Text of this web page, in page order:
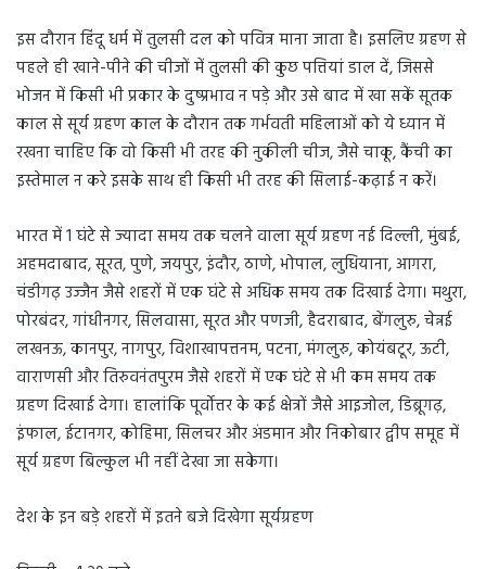
इस दौरान हिंदू धर्म में तुलसी दल को पवित्र माना जाता है। इसलिए ग्रहण से
पहले ही खाने-पीने की चीजों में तुलसी की कुछ पत्तियां डाल दें, जिससे
भोजन में किसी भी प्रकार के दुष्प्रभाव न पड़े और उसे बाद में खा सकें सूतक
काल से सूर्य ग्रहण काल के दौरान तक गर्भवती महिलाओं को ये ध्यान में
रखना चाहिए कि वो किसी भी तरह की नुकीली चीज, जैसे चाकू, कैंची का
इस्तेमाल न करे इसके साथ ही किसी भी तरह की सिलाई-कढ़ाई न करें।
भारत में 1 घंटे से ज्यादा समय तक चलने वाला सूर्य ग्रहण नई दिल्ली, मुंबई,
अहमदाबाद, सूरत, पुणे, जयपुर, इंदौर, ठाणे, भोपाल, लुधियाना, आगरा,
चंडीगढ़ उज्जैन जैसे शहरों में एक घंटे से अधिक समय तक दिखाई देगा। मथुरा,
पोरबंदर, गांधीनगर, सिलवासा, सूरत और पणजी, हैदराबाद, बेंगलुरु, चेन्नई
लखनऊ, कानपुर, नागपुर, विशाखापत्तनम, पटना, मंगलुरु, कोयंबटूर, ऊटी,
वाराणसी और तिरुवनंतपुरम जैसे शहरों में एक घंटे से भी कम समय तक
ग्रहण दिखाई देगा। हालांकि पूर्वोत्तर के कई क्षेत्रों जैसे आइजोल, डिब्रूगढ़,
इंफाल, ईटानगर, कोहिमा, सिलचर और अंडमान और निकोबार द्वीप समूह में
सूर्य ग्रहण बिल्कुल भी नहीं देखा जा सकेगा।
देश के इन बड़े शहरों में इतने बजे दिखेगा सूर्यग्रहण